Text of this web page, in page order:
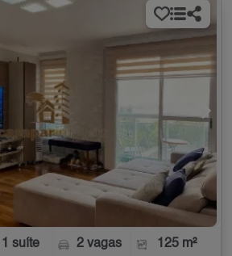
1 suíte 2 vagas 125 m²